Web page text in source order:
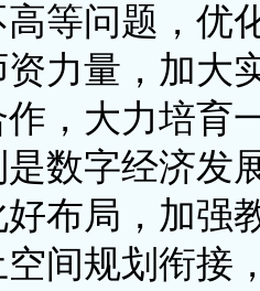
等问题，优
力量，加大
，大力培育
数字经济发
布局，加强
间规划衔接